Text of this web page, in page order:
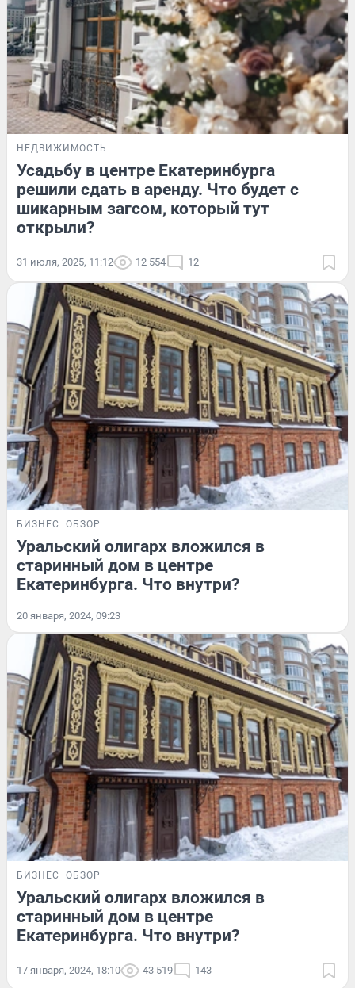
НЕДВИЖИМОСТЬ
Усадьбу в центре Екатеринбурга
решили сдать в аренду. Что будет с
шикарным загсом, который тут
открыли?
31 июля, 2025, 11:12 12 554 12
БИЗНЕС ОБЗОР
Уральский олигарх вложился в
старинный дом в центре
Екатеринбурга. Что внутри?
20 января, 2024, 09:23
БИЗНЕС ОБЗОР
Уральский олигарх вложился в
старинный дом в центре
Екатеринбурга. Что внутри?
17 января, 2024, 18:10 43 519 143